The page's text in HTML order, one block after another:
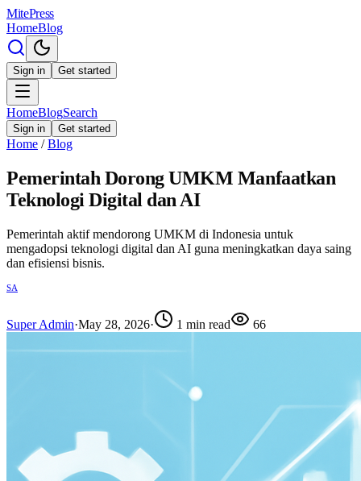
MitePress
HomeBlog
Sign in Get started
HomeBlogSearch
Sign in Get started
Home / Blog
Pemerintah Dorong UMKM Manfaatkan
Teknologi Digital dan AI
Pemerintah aktif mendorong UMKM di Indonesia untuk
mengadopsi teknologi digital dan AI guna meningkatkan daya saing
dan efisiensi bisnis.
SA
Super Admin·May 28, 2026· 1 min read 66